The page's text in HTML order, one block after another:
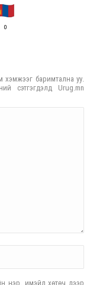
0
хэмжээг баримтална уу.
сэтгэгдэлд Urug.mn
нэр, имэйл хөтөч дээр